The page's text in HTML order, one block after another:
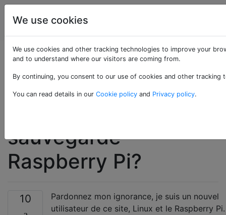
Raspberry
Pi
Est-ce l'utilisation
correcte de rsync
sauvegarde
Raspberry Pi?
10
Pardonnez mon ignorance, je suis un nouvel
utilisateur de ce site, Linux et le Raspberry Pi.
We use cookies
We use cookies and other tracking technologies to improve your
and to understand where our visitors are coming from.
By continuing, you consent to our use of cookies and other
You can read details in our Cookie policy and Privacy policy.